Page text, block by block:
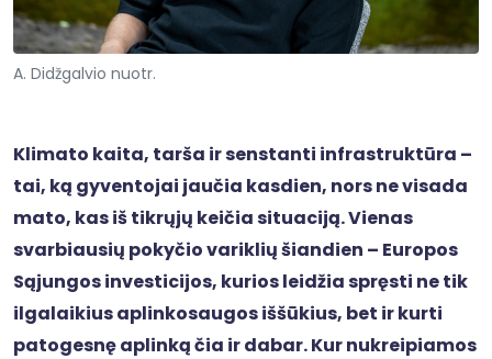
A. Didžgalvio nuotr.
Klimato kaita, tarša ir senstanti infrastruktūra –
tai, ką gyventojai jaučia kasdien, nors ne visada
mato, kas iš tikrųjų keičia situaciją. Vienas
svarbiausių pokyčio variklių šiandien – Europos
Sąjungos investicijos, kurios leidžia spręsti ne tik
ilgalaikius aplinkosaugos iššūkius, bet ir kurti
patogesnę aplinką čia ir dabar. Kur nukreipiamos